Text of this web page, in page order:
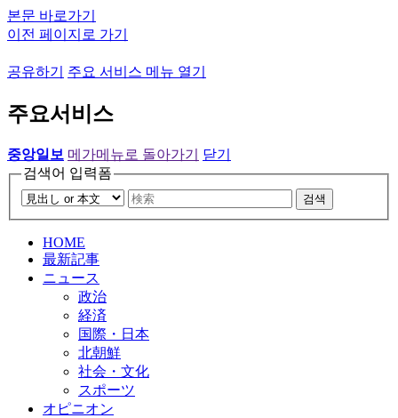
본문 바로가기
이전 페이지로 가기
공유하기 주요 서비스 메뉴 열기
주요서비스
중앙일보 메가메뉴로 돌아가기
닫기
검색어 입력폼
검색
HOME
最新記事
ニュース
政治
経済
国際・日本
北朝鮮
社会・文化
スポーツ
オピニオン